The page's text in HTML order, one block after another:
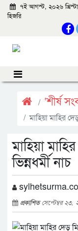
৭ই আগস্ট, ২০২৬
হিজরি
‘শীর্ষ
মাহিয়া মাহির
মাহিয়া
ভিন্নধর্মী নাচ
প্রকাশিতসেপ্টেম্বর